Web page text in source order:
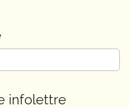
infolettre